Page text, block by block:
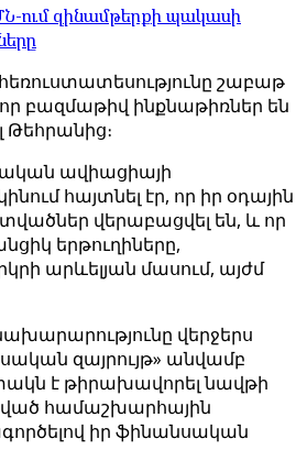
ում զինամթերքի պակասի
շաբաթ
բազմաթիվ ինքնաթիռներ են
Թեհրանից։
ավիացիայի
հայտնել էր, որ իր օդային
վերաբացվել են, և որ
երթուղիները,
արևելյան մասում, այժմ
վերջերս
զայրույթ» անվամբ
է թիրախավորել նավթի
համաշխարհային
իր ֆինանսական